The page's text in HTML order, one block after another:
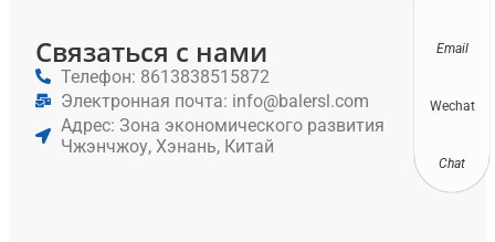
Связаться с нами
Телефон: 8613838515872
Электронная почта: info@balersl.com
Адрес: Зона экономического развития
Чжэнчжоу, Хэнань, Китай
Email
Wechat
Chat